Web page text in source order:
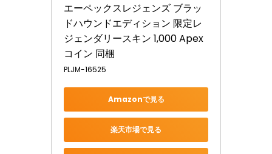
エーペックスレジェンズ ブラッ
ドハウンドエディション 限定レ
ジェンダリースキン 1,000 Apex
コイン 同梱
PLJM-16525
Amazonで見る
楽天市場で見る